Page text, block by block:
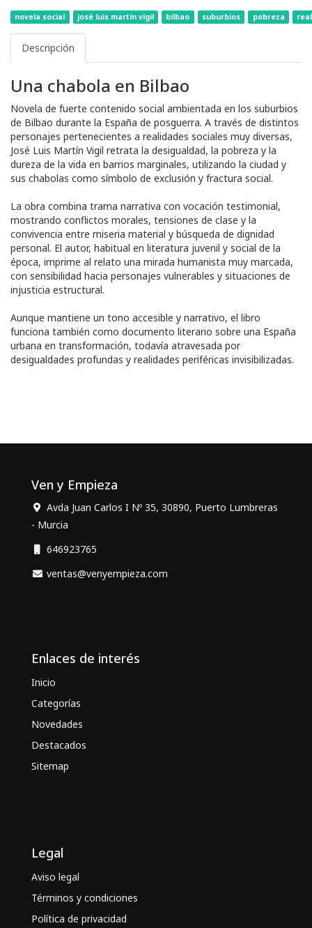
novela social josé luis martín vigil bilbao suburbios pobreza
Descripción
Una chabola en Bilbao
Novela de fuerte contenido social ambientada en los suburbios
de Bilbao durante la España de posguerra. A través de distintos
personajes pertenecientes a realidades sociales muy diversas,
José Luis Martín Vigil retrata la desigualdad, la pobreza y la
dureza de la vida en barrios marginales, utilizando la ciudad y
sus chabolas como símbolo de exclusión y fractura social.
La obra combina trama narrativa con vocación testimonial,
mostrando conflictos morales, tensiones de clase y la
convivencia entre miseria material y búsqueda de dignidad
personal. El autor, habitual en literatura juvenil y social de la
época, imprime al relato una mirada humanista muy marcada,
con sensibilidad hacia personajes vulnerables y situaciones de
injusticia estructural.
Aunque mantiene un tono accesible y narrativo, el libro
funciona también como documento literario sobre una España
urbana en transformación, todavía atravesada por
desigualdades profundas y realidades periféricas invisibilizadas.
Ven y Empieza
Avda Juan Carlos I Nº 35, 30890, Puerto Lumbreras
- Murcia
646923765
ventas@venyempieza.com
Enlaces de interés
Inicio
Categorías
Novedades
Destacados
Sitemap
Legal
Aviso legal
Términos y condiciones
Política de privacidad